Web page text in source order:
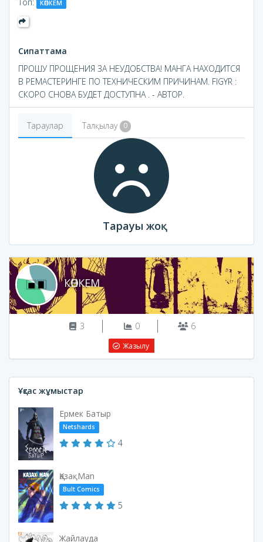
КӨПКЕМ
Сипаттама
ПРОШУ ПРОЩЕНИЯ ЗА НЕУДОБСТВА! МАНГА НАХОДИТСЯ
В РЕМАСТЕРИНГЕ ПО ТЕХНИЧЕСКИМ ПРИЧИНАМ. FIGYR :
СКОРО СНОВА БУДЕТ ДОСТУПНА . - АВТОР.
Тараулар Талқылау 0
Тарауы жоқ
КӨПКЕМ
3 0 6
Жазылу
Ұқсас жұмыстар
Ермек Батыр
Netshards
4
ҚазақMan
Bult Comics
5
Жайлауда